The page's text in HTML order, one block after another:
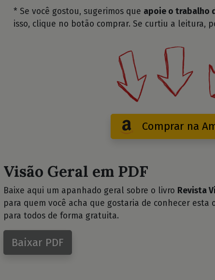
* Se você gostou, sugerimos que apoie o trabalho
isso, clique no botão comprar. Se curtiu a leitura,
Comprar na
Visão Geral em PDF
Baixe aqui um apanhado geral sobre o livro Revista
para quem você acha que gostaria de conhecer esta
para todos de forma gratuita.
Baixar PDF